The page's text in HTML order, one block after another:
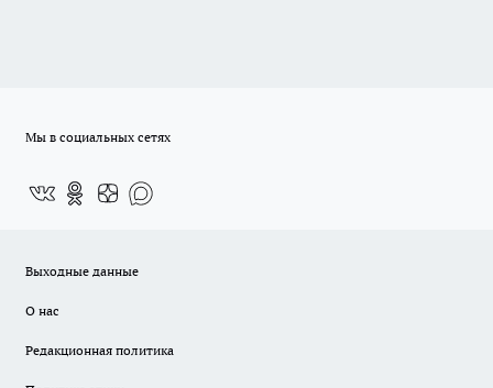
Мы в социальных сетях
Выходные данные
О нас
Редакционная политика